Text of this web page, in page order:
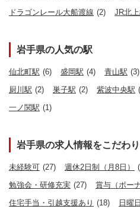
ドラゴンレール大船渡線 (2) JR北
岩手県の人気の駅
仙北町駅 (6) 盛岡駅 (4) 青山駅 (3)
厨川駅 (2) 巣子駅 (2) 紫波中央駅
一ノ関駅 (1)
岩手県の求人情報をこだわ
未経験可 (27) 週休2日制（月8日）
勉強会・研修充実 (27) 賞与（ボー
住宅手当・引越支援あり (18) 日曜